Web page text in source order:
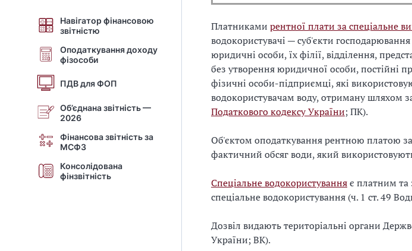
Навігатор фінансовою
звітністю
Оподаткування доходу
фізособи
ПДВ для ФОП
Об’єднана звітність —
2026
Фінансова звітність за
МСФЗ
Консолідована
фінзвітність
Платниками рентної плати за спеціальне
водокористувачі — суб'єкти
юридичні особи, їх філії, відділення,
без утворення юридичної особи, постійні
фізичні особи-підприємці, які
водокористувачам воду, отриману шляхом
Податкового кодексу України; ПК).
Об'єктом оподаткування рентною платою
фактичний обсяг води, який
Спеціальне водокористуванняє платним та
спеціальне водокористування (ч. 1 ст. 49
Дозвіл видають територіальні органи
України; ВК).